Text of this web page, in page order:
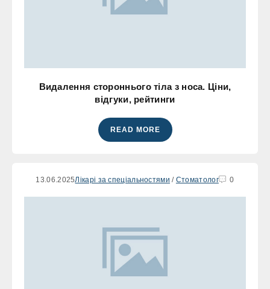
Видалення стороннього тіла з носа. Ціни,
відгуки, рейтинги
READ MORE
13.06.2025Лікарі за спеціальностями / Стоматолог 0